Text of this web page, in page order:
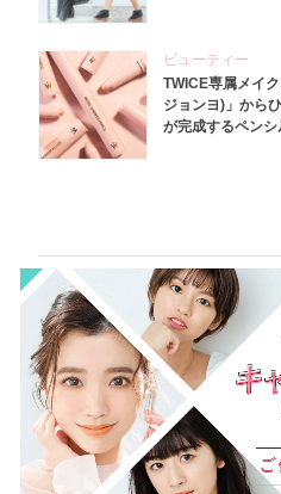
ビューティー
TWICE専属メイ
ジョンヨ)」から
が完成するペン